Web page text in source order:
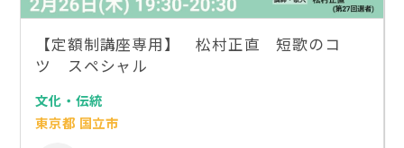
【定額制講座専用】 松村正直 短歌のコ
ツ スペシャル
文化・伝統
東京都 国立市